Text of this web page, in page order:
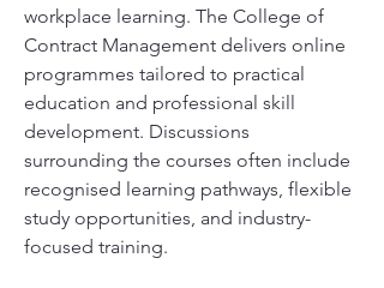
workplace learning. The College of
Contract Management delivers online
programmes tailored to practical
education and professional skill
development. Discussions
surrounding the courses often include
recognised learning pathways, flexible
study opportunities, and industry-
focused training.